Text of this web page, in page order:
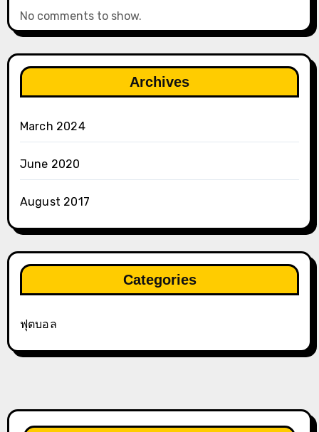
No comments to show.
Archives
March 2024
June 2020
August 2017
Categories
ฟุตบอล